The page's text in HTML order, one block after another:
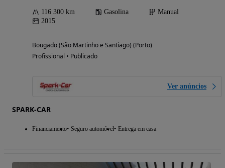
116 300 km Gasolina
Manual
2015
Bougado (São Martinho e Santiago) (Porto)
Profissional • Publicado
Ver anúncios
SPARK-CAR
Financiamento Seguro automóvel Entrega em casa